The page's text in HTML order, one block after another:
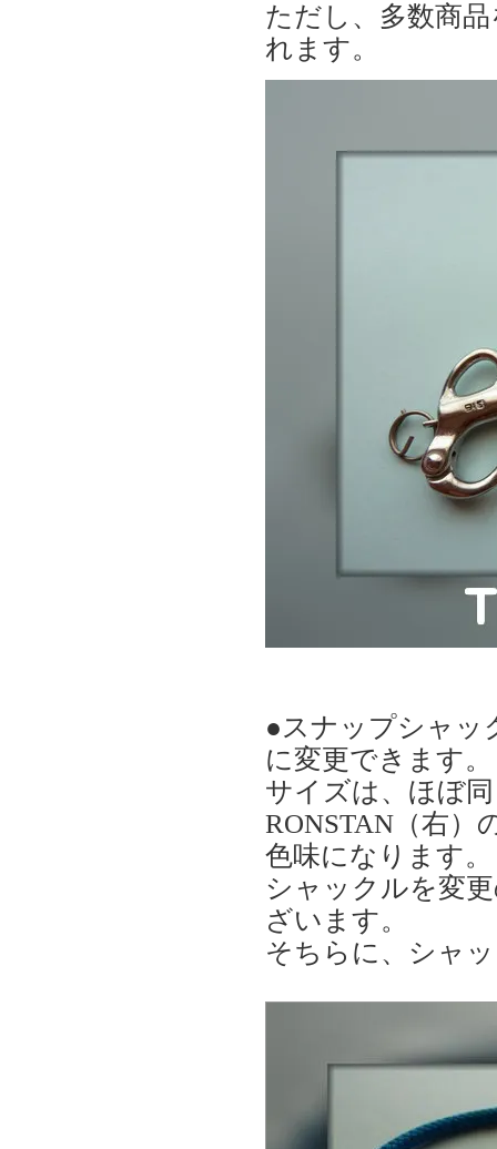
ただし、多数商
れます。
●スナップシャッ
に変更できます。
サイズは、ほぼ
RONSTAN（右
色味になります。
シャックルを変
ざいます。
そちらに、シャ